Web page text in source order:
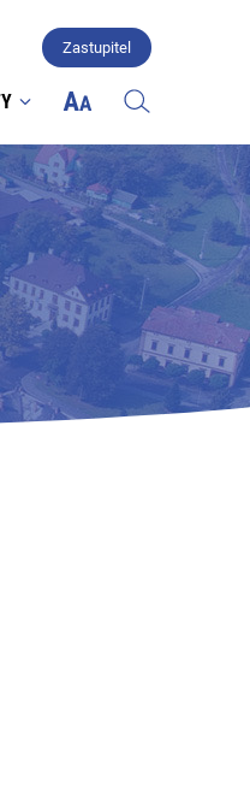
Zastupitel